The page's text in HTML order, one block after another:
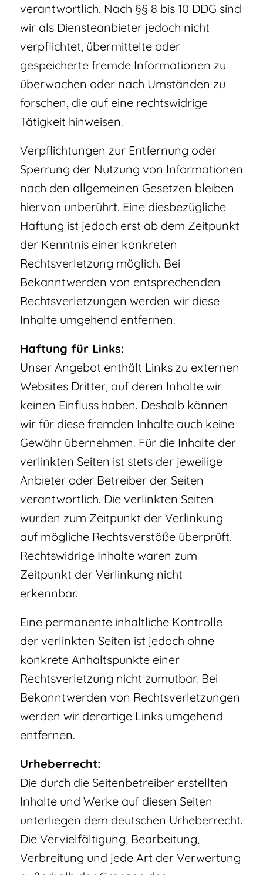
verantwortlich. Nach §§ 8 bis 10 DDG sind
wir als Diensteanbieter jedoch nicht
verpflichtet, übermittelte oder
gespeicherte fremde Informationen zu
überwachen oder nach Umständen zu
forschen, die auf eine rechtswidrige
Tätigkeit hinweisen.
Verpflichtungen zur Entfernung oder
Sperrung der Nutzung von Informationen
nach den allgemeinen Gesetzen bleiben
hiervon unberührt. Eine diesbezügliche
Haftung ist jedoch erst ab dem Zeitpunkt
der Kenntnis einer konkreten
Rechtsverletzung möglich. Bei
Bekanntwerden von entsprechenden
Rechtsverletzungen werden wir diese
Inhalte umgehend entfernen.
Haftung für Links:
Unser Angebot enthält Links zu externen
Websites Dritter, auf deren Inhalte wir
keinen Einfluss haben. Deshalb können
wir für diese fremden Inhalte auch keine
Gewähr übernehmen. Für die Inhalte der
verlinkten Seiten ist stets der jeweilige
Anbieter oder Betreiber der Seiten
verantwortlich. Die verlinkten Seiten
wurden zum Zeitpunkt der Verlinkung
auf mögliche Rechtsverstöße überprüft.
Rechtswidrige Inhalte waren zum
Zeitpunkt der Verlinkung nicht
erkennbar.
Eine permanente inhaltliche Kontrolle
der verlinkten Seiten ist jedoch ohne
konkrete Anhaltspunkte einer
Rechtsverletzung nicht zumutbar. Bei
Bekanntwerden von Rechtsverletzungen
werden wir derartige Links umgehend
entfernen.
Urheberrecht:
Die durch die Seitenbetreiber erstellten
Inhalte und Werke auf diesen Seiten
unterliegen dem deutschen Urheberrecht.
Die Vervielfältigung, Bearbeitung,
Verbreitung und jede Art der Verwertung